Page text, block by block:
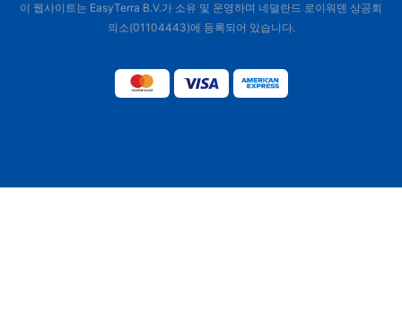
이 웹사이트는 EasyTerra B.V.가 소유 및 운영하며 네덜란드 로이워덴 상공회
의소(01104443)에 등록되어 있습니다.